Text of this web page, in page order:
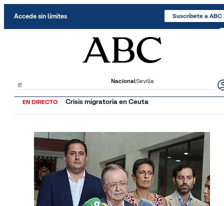
Accede sin límites Suscríbete a ABC
NacionalSevilla
EN DIRECTO Crisis migratoria en Ceuta